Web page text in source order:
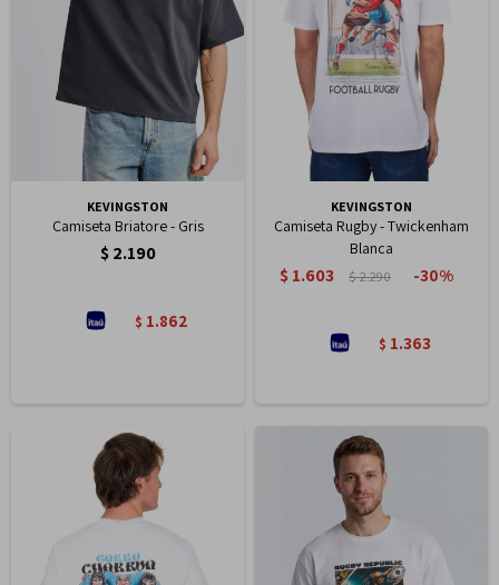
KEVINGSTON
Camiseta Briatore - Gris
$ 2.190
$ 1.862
KEVINGSTON
Camiseta Rugby - Twickenham
Blanca
$ 1.603 $2.290 30
$ 1.363